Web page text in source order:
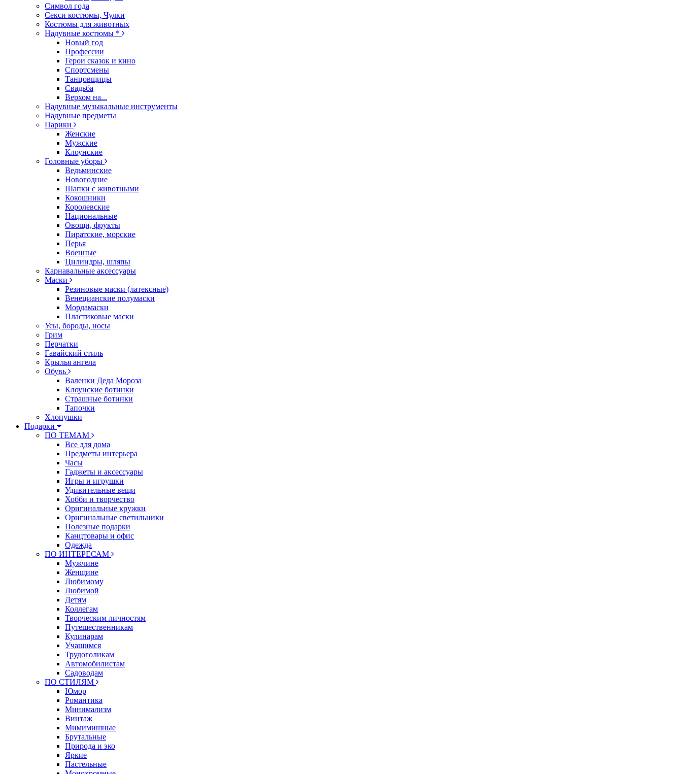
Символ года
Секси костюмы, Чулки
Костюмы для животных
Надувные костюмы *
Новый год
Профессии
Герои сказок и кино
Спортсмены
Танцовщицы
Свадьба
Верхом на...
Надувные музыкальные инструменты
Надувные предметы
Парики
Женские
Мужские
Клоунские
Головные уборы
Ведьминские
Новогодние
Шапки с животными
Кокошники
Королевские
Национальные
Овощи, фрукты
Пиратские, морские
Перья
Военные
Цилиндры, шляпы
Карнавальные аксессуары
Маски
Резиновые маски (латексные)
Венецианские полумаски
Мордамаски
Пластиковые маски
Усы, бороды, носы
Грим
Перчатки
Гавайский стиль
Крылья ангела
Обувь
Валенки Деда Мороза
Клоунские ботинки
Страшные ботинки
Тапочки
Хлопушки
Подарки
ПО ТЕМАМ
Все для дома
Предметы интерьера
Часы
Гаджеты и аксессуары
Игры и игрушки
Удивительные вещи
Хобби и творчество
Оригинальные кружки
Оригинальные светильники
Полезные подарки
Канцтовары и офис
Одежда
ПО ИНТЕРЕСАМ
Мужчине
Женщине
Любимому
Любимой
Детям
Коллегам
Творческим личностям
Путешественникам
Кулинарам
Учащимся
Трудоголикам
Автомобилистам
Садоводам
ПО СТИЛЯМ
Юмор
Романтика
Минимализм
Винтаж
Мимимишные
Брутальные
Природа и эко
Яркие
Пастельные